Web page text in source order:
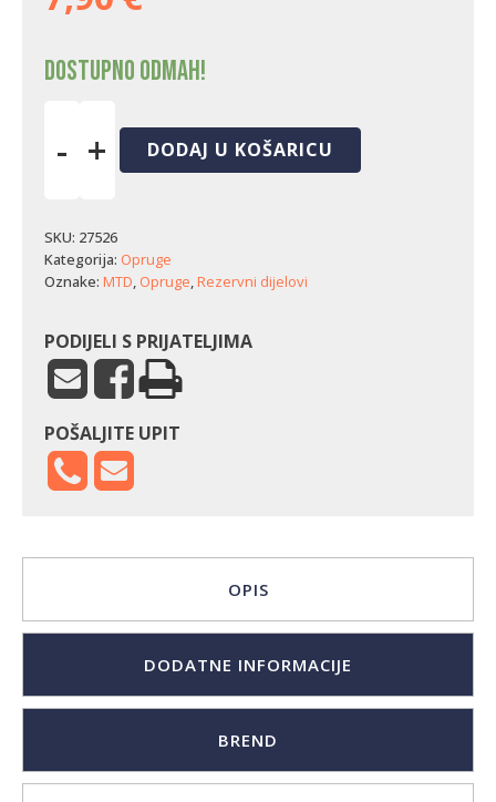
Dostupno odmah!
-
BTR
(traktorska
kosilica)
+ DODAJ U KOŠARICU
SKU: 27526
Kategorija: Opruge
Oznake: MTD, Opruge,Rezervni dijelovi
PODIJELI S PRIJATELJIMA
POŠALJITE UPIT
OPIS
DODATNE INFORMACIJE
BREND